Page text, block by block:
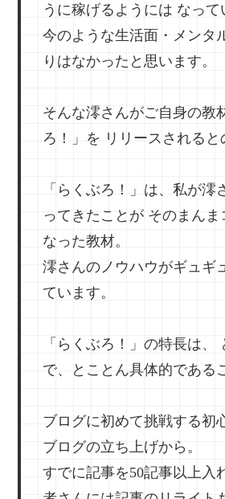
うに稼げるようには なって
今のような生活面・メンタ
りはなかったと思います。
そんな澪さんがご自身の教
ろ！」を リリースされる
「らくぶろ！」は、私が澪
ってきたことが そのまんま
なった教材。
澪さんのノウハウがギュギ
ています。
「らくぶろ！」の特長は、
で、とことん具体的である
ブログに初めて挑戦する初
ブログの立ち上げから。
すでに記事を50記事以上入